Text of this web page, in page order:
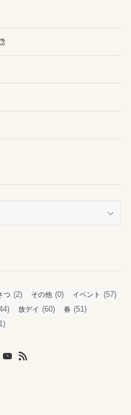
つ (2) その他 (0) イベント (57)
放デイ (60) 春 (51)